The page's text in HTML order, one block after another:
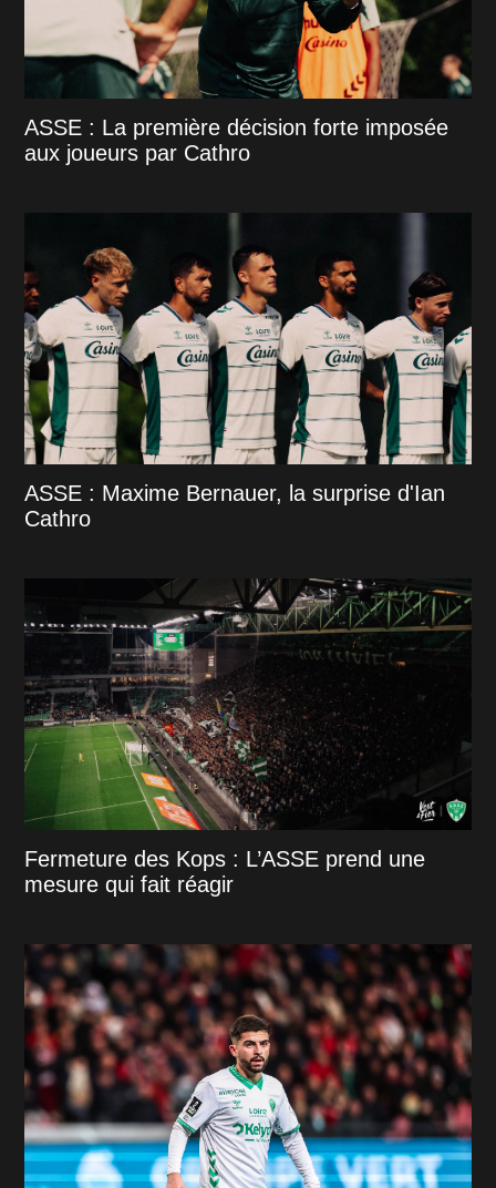
ASSE : La première décision forte imposée
aux joueurs par Cathro
ASSE : Maxime Bernauer, la surprise d'Ian
Cathro
Fermeture des Kops : L’ASSE prend une
mesure qui fait réagir